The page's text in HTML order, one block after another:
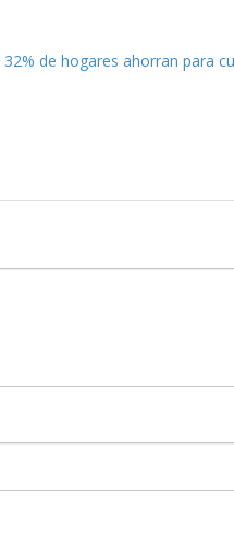
32% de hogares ahorran para